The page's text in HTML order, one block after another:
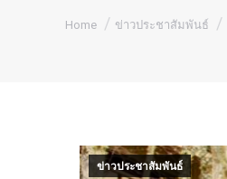
Home ข่าวประชาสัมพันธ์
ข่าวประชาสัมพันธ์